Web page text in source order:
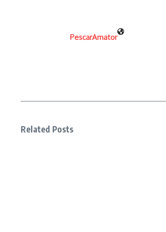
PescarAmator
Related Posts